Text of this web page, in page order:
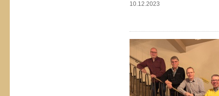
10.12.2023